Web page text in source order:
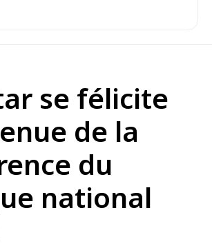
se félicite
de la
du
national